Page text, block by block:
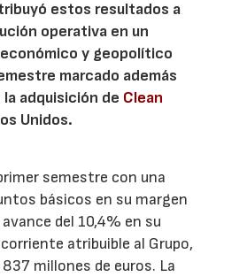
estos resultados a
operativa en un
y geopolítico
marcado además
adquisición de Clean
Unidos.
semestre con una
básicos en su margen
del 10,4% en su
atribuible al Grupo,
millones de euros. La